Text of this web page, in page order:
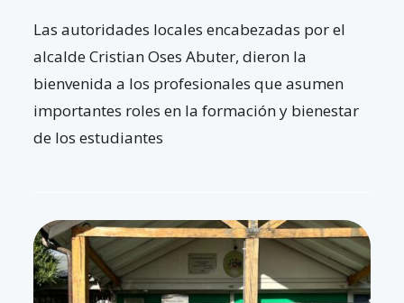
Las autoridades locales encabezadas por el
alcalde Cristian Oses Abuter, dieron la
bienvenida a los profesionales que asumen
importantes roles en la formación y bienestar
de los estudiantes